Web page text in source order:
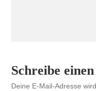
Schreibe
Deine E-Mail-Adresse